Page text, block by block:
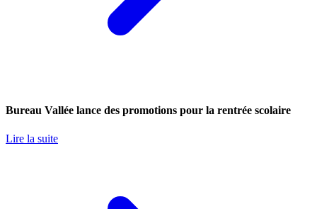
Bureau Vallée lance des promotions pour la rentrée scolaire
Lire la suite